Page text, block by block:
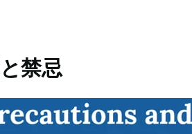
禁忌